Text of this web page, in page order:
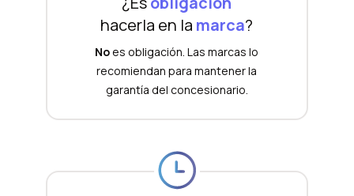
hacerla en la marca?
Noes obligación. Las marcas lo
recomiendan para mantener la
garantía del concesionario.